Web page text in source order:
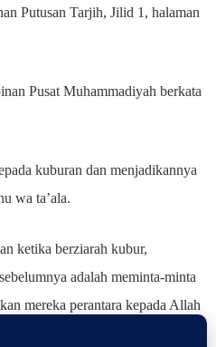
Putusan Tarjih, Jilid 1, halaman
Pusat Muhammadiyah berkata
kuburan dan menjadikannya
wa ta’ala.
ketika berziarah kubur,
adalah meminta-minta
mereka perantara kepada Allah